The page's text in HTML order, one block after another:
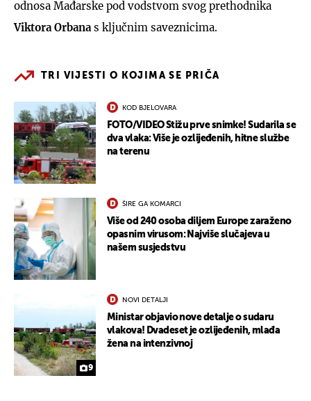
odnosa Mađarske pod vodstvom svog prethodnika
Viktora Orbana s ključnim saveznicima.
TRI VIJESTI O KOJIMA SE PRIČA
KOD BJELOVARA
FOTO/VIDEO Stižu prve snimke! Sudarila se
dva vlaka: Više je ozlijeđenih, hitne službe
na terenu
ŠIRE GA KOMARCI
Više od 240 osoba diljem Europe zaraženo
opasnim virusom: Najviše slučajeva u
našem susjedstvu
9
NOVI DETALJI
Ministar objavio nove detalje o sudaru
vlakova! Dvadeset je ozlijeđenih, mlađa
žena na intenzivnoj